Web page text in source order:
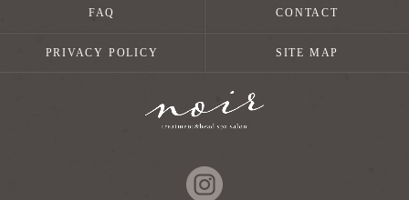
FAQ CONTACT
PRIVACY POLICY SITE MAP